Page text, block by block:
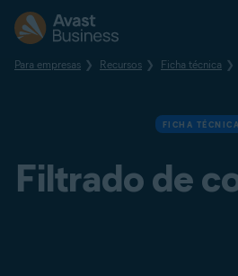
Para empresas Recursos Ficha técnica
FICHA TÉCNICA
Filtrado de